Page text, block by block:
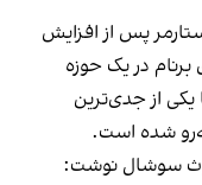
پس از افزایش
در یک حوزه
یکی از جدی‌ترین
شده است.
سوشال نوشت: